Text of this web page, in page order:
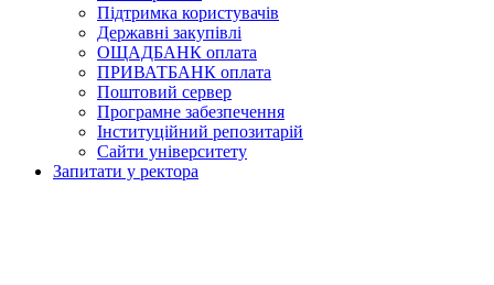
Підтримка користувачів
Державні закупівлі
ОЩАДБАНК оплата
ПРИВАТБАНК оплата
Поштовий сервер
Програмне забезпечення
Інституційний репозитарій
Сайти університету
Запитати у ректора